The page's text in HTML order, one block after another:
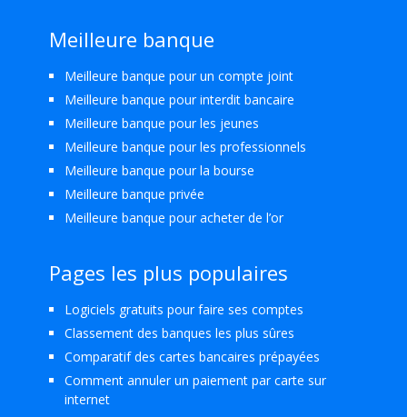
Meilleure banque
Meilleure banque pour un compte joint
Meilleure banque pour interdit bancaire
Meilleure banque pour les jeunes
Meilleure banque pour les professionnels
Meilleure banque pour la bourse
Meilleure banque privée
Meilleure banque pour acheter de l’or
Pages les plus populaires
Logiciels gratuits pour faire ses comptes
Classement des banques les plus sûres
Comparatif des cartes bancaires prépayées
Comment annuler un paiement par carte sur
internet